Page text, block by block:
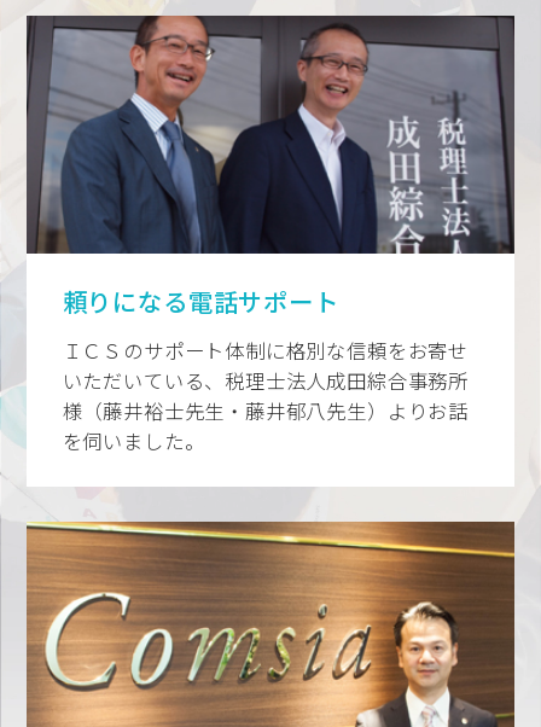
頼りになる電話サポート
ＩＣＳのサポート体制に格別な信頼をお寄せ
いただいている、税理士法人成田綜合事務所
様（藤井裕士先生・藤井郁八先生）よりお話
を伺いました。